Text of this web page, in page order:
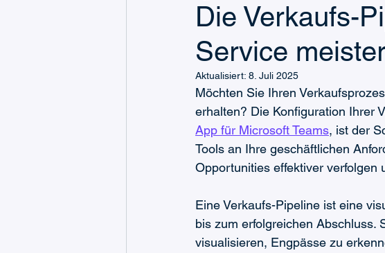
Microsoft Power Platform Microsoft
CRM- & Vertriebswissen Ticketing-
Die Verkaufs-
Service
Aktualisiert: 8. Juli 2025
Möchten Sie Ihren
erhalten? Die Konfiguration Ihrer
App für Microsoft Teams, ist der
Tools an Ihre geschäftlichen
Opportunities effektiver verfolgen
Eine Verkaufs-Pipeline ist eine
bis zum erfolgreichen Abschluss.
visualisieren, Engpässe zu